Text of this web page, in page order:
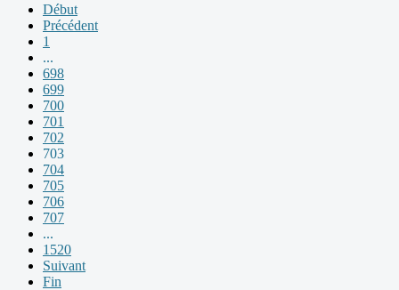
Début
Précédent
1
...
698
699
700
701
702
703
704
705
706
707
...
1520
Suivant
Fin